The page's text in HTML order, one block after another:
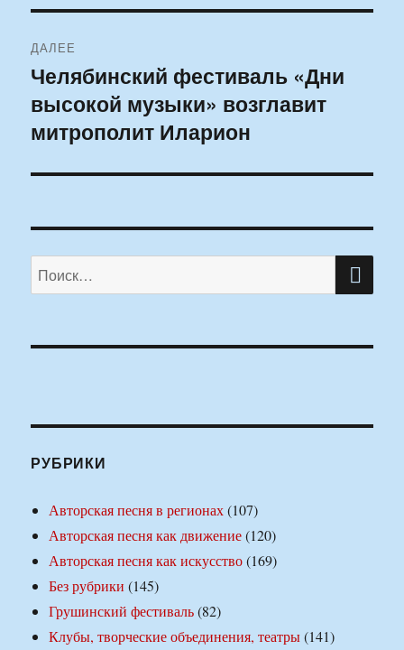
ДАЛЕЕ
Следующая
запись:
Челябинский фестиваль «Дни
высокой музыки» возглавит
митрополит Иларион
Искать:
РУБРИКИ
Авторская песня в регионах(107)
Авторская песня как движение(120)
Авторская песня как искусство(169)
Без рубрики (145)
Грушинский фестиваль(82)
Клубы, творческие объединения, театры(141)